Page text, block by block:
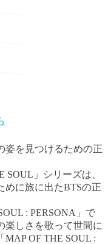
姿を見つけるための正
SOUL」シリーズは、
めに旅に出たBTSの正
: PERSONA」で
楽しさを歌って世間に
OF THE SOUL :